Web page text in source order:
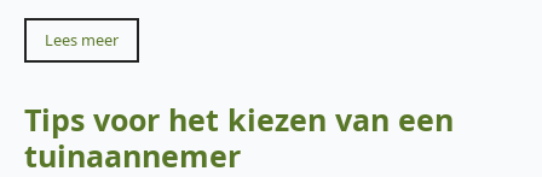
Lees meer
Tips voor het kiezen van een
tuinaannemer